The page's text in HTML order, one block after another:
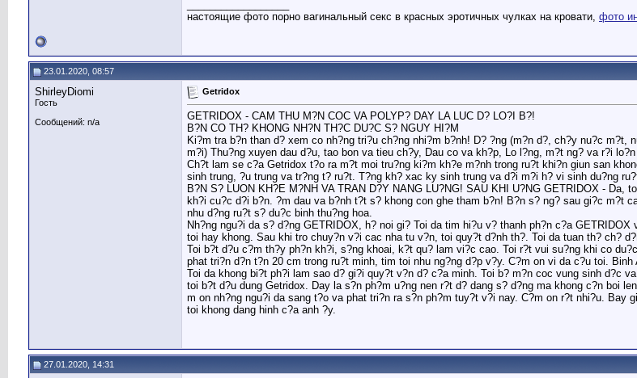
настоящие фото порно вагинальный секс в красных эротичных чулках на кровати, фото
23.01.2020, 08:57
ShirleyDiomi
Гость
Сообщений: n/a
Getridox
GETRIDOX - CAM THU M?N COC VA POLYP? DAY LA LUC D? LO?I B?!
B?N CO TH? KHONG NH?N TH?C DU?C S? NGUY HI?M
Ki?m tra b?n than d? xem co nh?ng tri?u ch?ng nhi?m b?nh! D? ?ng (m?n d?, ch?y nu?c
m?i) Thu?ng xuyen dau d?u, tao bon va tieu ch?y, Dau co va kh?p, Lo l?ng, m?t ng? va r?i
Ch?t lam se c?a Getridox t?o ra m?t moi tru?ng ki?m kh?e m?nh trong ru?t khi?n giun san
sinh trung, ?u trung va tr?ng t? ru?t. T?ng kh? xac ky sinh trung va d?i m?i h? vi sinh du?ng
B?N S? LUON KH?E M?NH VA TRAN D?Y NANG LU?NG! SAU KHI U?NG GETRIDOX -
kh?i cu?c d?i b?n. ?m dau va b?nh t?t s? khong con ghe tham b?n! B?n s? ng? sau gi?c
nhu d?ng ru?t s? du?c binh thu?ng hoa.
Nh?ng ngu?i da s? d?ng GETRIDOX, h? noi gi? Toi da tim hi?u v? thanh ph?n c?a
toi hay khong. Sau khi tro chuy?n v?i cac nha tu v?n, toi quy?t d?nh th?. Toi da tuan th? ch?
Toi b?t d?u c?m th?y ph?n kh?i, s?ng khoai, k?t qu? lam vi?c cao. Toi r?t vui su?ng khi co
phat tri?n d?n t?n 20 cm trong ru?t minh, tim toi nhu ng?ng d?p v?y. C?m on vi da c?u toi. Binh
Toi da khong bi?t ph?i lam sao d? gi?i quy?t v?n d? c?a minh. Toi b? m?n coc vung sinh d?c
toi b?t d?u dung Getridox. Day la s?n ph?m u?ng nen r?t d? dang s? d?ng ma khong c?n boi
m on nh?ng ngu?i da sang t?o va phat tri?n ra s?n ph?m tuy?t v?i nay. C?m on r?t nhi?u.
toi khong dang hinh c?a anh ?y.
27.01.2020, 14:31